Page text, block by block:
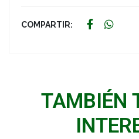
COMPARTIR:
TAMBIÉN